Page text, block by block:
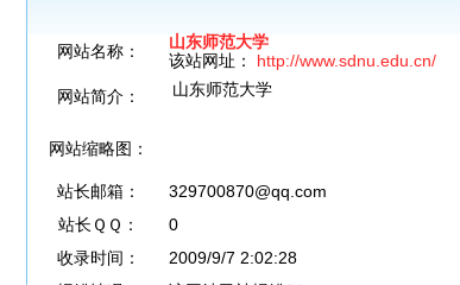
网站名称：
山东师范大学
该站网址： http://www.sdnu.edu.cn/
网站简介：
山东师范大学
网站缩略图：
站长邮箱：
329700870@qq.com
站长ＱＱ：
0
收录时间：
2009/9/7 2:02:28